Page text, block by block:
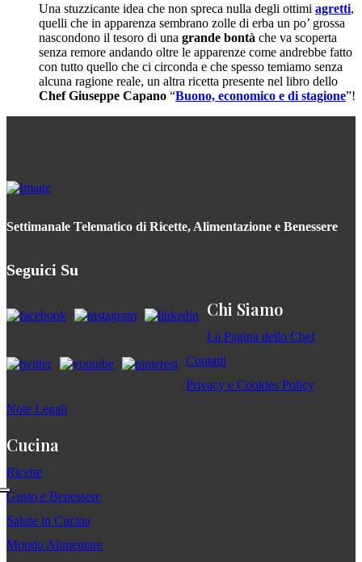
Una stuzzicante idea che non spreca nulla degli ottimi agretti,
quelli che in apparenza sembrano zolle di erba un po’ grossa
nascondono il tesoro di una grande bontà che va scoperta
senza remore andando oltre le apparenze come andrebbe fatto
con tutto quello che ci circonda e che spesso temiamo senza
alcuna ragione reale, un altra ricetta presente nel libro dello
Chef Giuseppe Capano “Buono, economico e di stagione”!
Settimanale Telematico di Ricette, Alimentazione e Benessere
Seguici Su
Chi Siamo
La Pagina dello Chef
Contatti
Privacy e Cookies Policy
Note Legali
Cucina
Ricette
Gusto e Benessere
Salute in Cucina
Mondo Alimentare